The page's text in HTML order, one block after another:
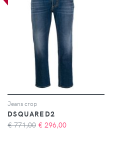
Jeans crop
DSQUARED2
€ 771,00 € 296,00